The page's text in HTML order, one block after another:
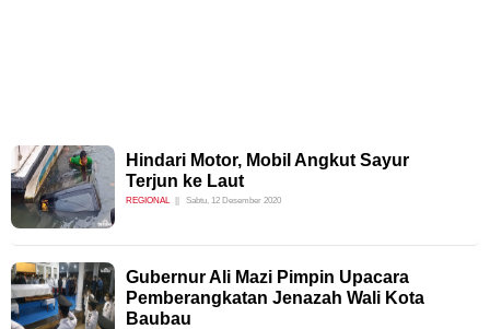
Hindari Motor, Mobil Angkut Sayur
Terjun ke Laut
REGIONAL Sabtu, 12 Desember 2020
Gubernur Ali Mazi Pimpin Upacara
Pemberangkatan Jenazah Wali Kota
Baubau